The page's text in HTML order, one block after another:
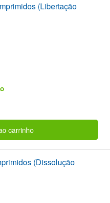
(Libertação
carrinho
(Dissolução